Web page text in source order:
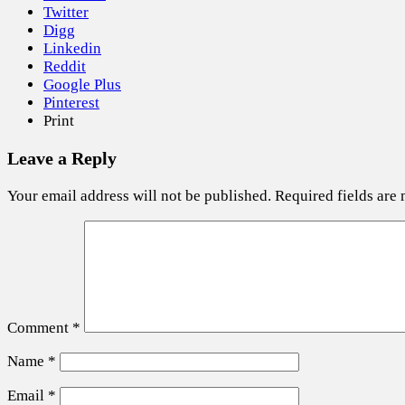
Twitter
Digg
Linkedin
Reddit
Google Plus
Pinterest
Print
Leave a Reply
Your email address will not be published. Required fields are
Comment *
Name *
Email *